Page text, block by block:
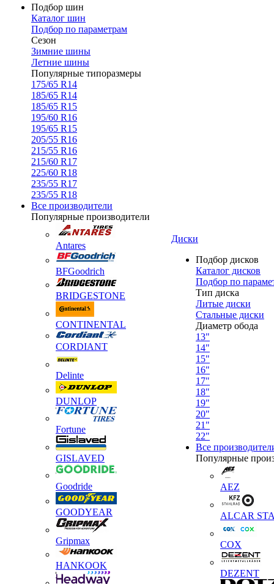
Подбор шин
Каталог шин
Подбор по параметрам
Сезон
Зимние шины
Летние шины
Популярные типоразмеры
175/65 R14
185/65 R14
185/65 R15
195/60 R16
195/65 R15
205/55 R16
215/55 R16
215/60 R17
225/60 R18
235/55 R17
235/55 R18
Все производители
Популярные производители
Antares
BFGoodrich
BRIDGESTONE
CONTINENTAL
CORDIANT
Delinte
DUNLOP
Fortune
GISLAVED
Goodride
GOODYEAR
Gripmax
HANKOOK
Диски
Подбор дисков
Каталог дисков
Подбор по
Тип диска
Литые диски
Стальные диски
Диаметр обода
13"
14"
15"
16"
17"
18"
19"
20"
21"
22"
Все
Популярные
AEZ
ALCAR
COX
DEZENT